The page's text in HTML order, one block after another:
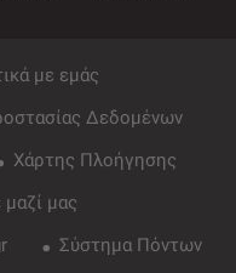
με εμάς
Δεδομένων
Χάρτης Πλοήγησης
μας
Σύστημα Πόντων